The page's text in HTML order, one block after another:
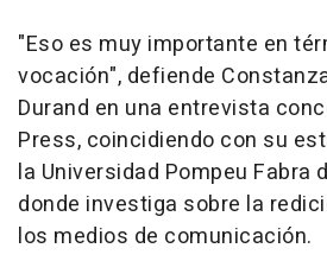
"Eso es muy importante en
vocación", defiende
Durand en una entrevista
Press, coincidiendo con su
la Universidad Pompeu Fabra
donde investiga sobre la
los medios de comunicación.